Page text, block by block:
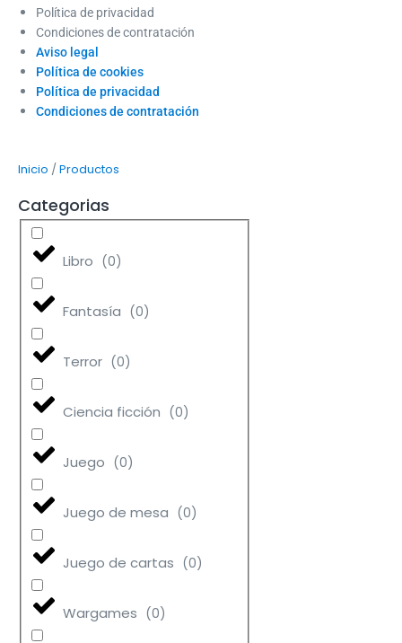
Política de privacidad
Condiciones de contratación
Aviso legal
Política de cookies
Política de privacidad
Condiciones de contratación
Inicio /Productos
Categorias
Libro (0)
Fantasía (0)
Terror (0)
Ciencia ficción (0)
Juego (0)
Juego de mesa (0)
Juego de cartas (0)
Wargames (0)